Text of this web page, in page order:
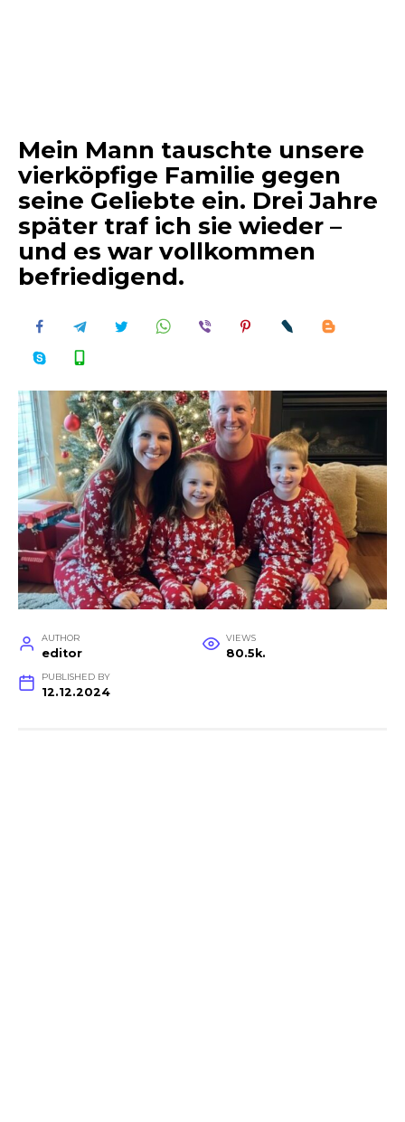
Mein Mann tauschte unsere
vierköpfige Familie gegen
seine Geliebte ein. Drei Jahre
später traf ich sie wieder –
und es war vollkommen
befriedigend.
AUTHOR
editor
VIEWS
80.5k.
PUBLISHED BY
12.12.2024